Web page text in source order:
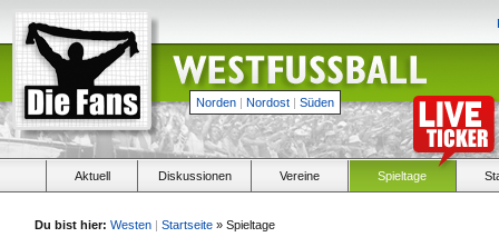
Norden | Nordost | Süden
Aktuell Diskussionen Vereine Spieltage
Du bist hier: Westen | Startseite » Spieltage